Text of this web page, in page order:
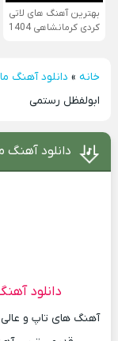
بهترین آهنگ های لاتی
کردی کرمانشاهی 1404
خانه» دانلود آهنگ
ابولفظل رستمی
دانلود آهنگ
دانلود
آهنگ های تاپ و عالی